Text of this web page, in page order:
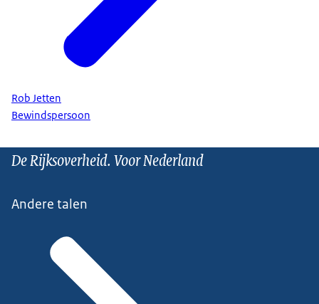
Rob Jetten
Bewindspersoon
De Rijksoverheid. Voor Nederland
Andere talen